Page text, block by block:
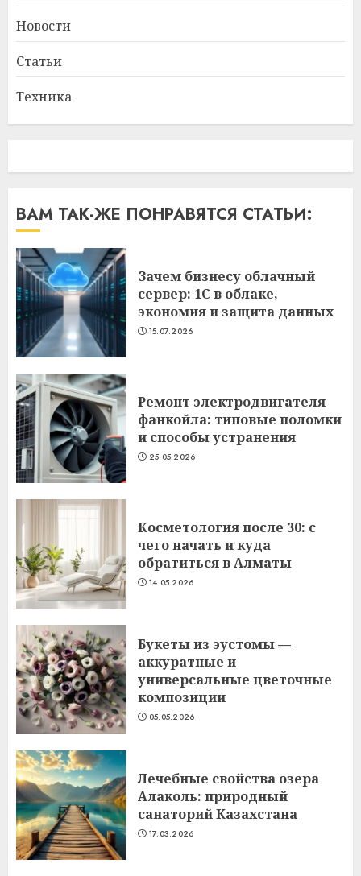
Новости
Статьи
Техника
ВАМ ТАК-ЖЕ ПОНРАВЯТСЯ СТАТЬИ:
Зачем бизнесу облачный
сервер: 1С в облаке,
экономия и защита данных
15.07.2026
Ремонт электродвигателя
фанкойла: типовые поломки
и способы устранения
25.05.2026
Косметология после 30: с
чего начать и куда
обратиться в Алматы
14.05.2026
Букеты из эустомы —
аккуратные и
универсальные цветочные
композиции
05.05.2026
Лечебные свойства озера
Алаколь: природный
санаторий Казахстана
17.03.2026